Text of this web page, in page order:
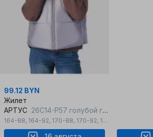
99.12 BYN
Жилет
АРТУС 26С14-Р57 голубой гранит
164-88, 164-92, 170-88, 170-92, 176-96